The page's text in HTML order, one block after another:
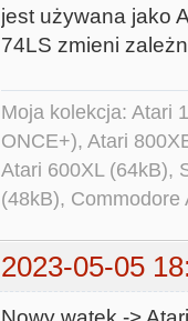
jest używana jako
74LS zmieni
Moja kolekcja: Atari
ONCE+), Atari
Atari 600XL (64kB),
(48kB),
2023-05-05